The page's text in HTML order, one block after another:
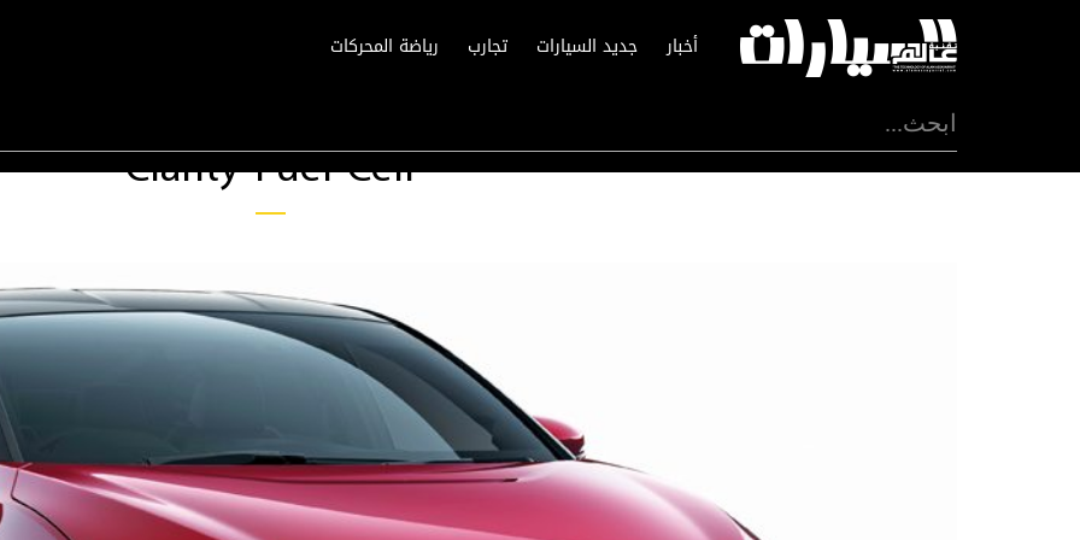
أخبار جديد السيارات تجارب رياضة المحركات
Clarity Fuel Cell